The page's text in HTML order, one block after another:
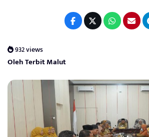
932 views
Oleh Terbit Malut